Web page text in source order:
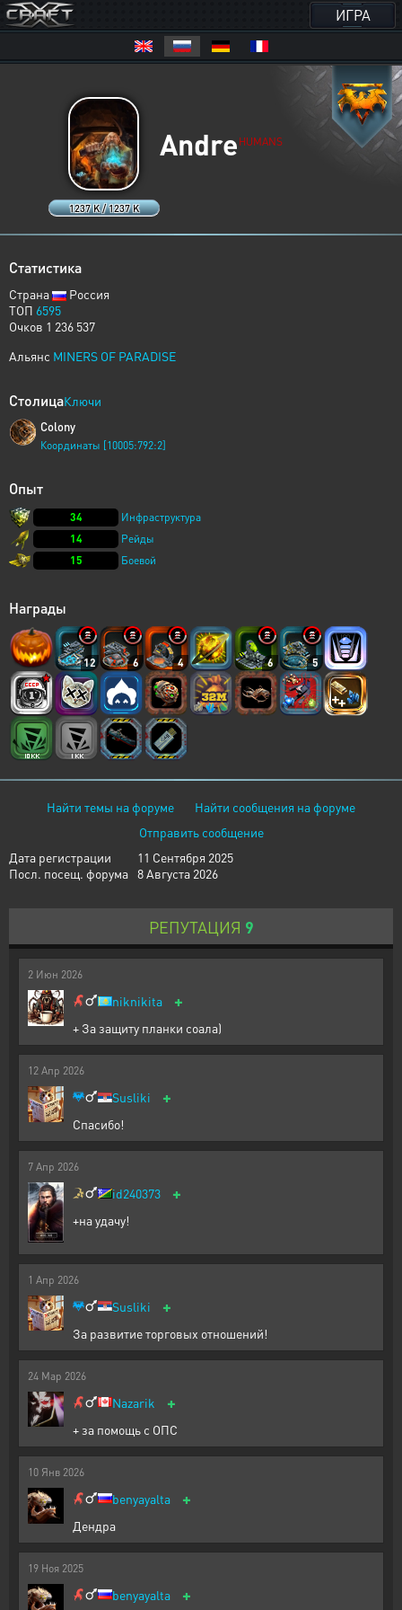
ИГРА
1237 K / 1237 K
Andre HUMANS
Статистика
Страна
Россия
ТОП 6595
Очков 1 236 537
Альянс MINERS OF PARADISE
СтолицаКлючи
Colony
Координаты [10005:792:2]
Опыт
34
Инфраструктура
14
Рейды
15
Боевой
Награды
12 6 4 6 5
Найти темы на форуме
Найти сообщения на форуме
Отправить сообщение
Дата регистрации
11 Сентября 2025
Посл. посещ. форума 8 Августа 2026
РЕПУТАЦИЯ 9
2 Июн 2026
niknikita +
+ За защиту планки соала)
12 Апр 2026
Susliki +
Спасибо!
7 Апр 2026
id240373 +
+на удачу!
1 Апр 2026
Susliki +
За развитие торговых отношений!
24 Мар 2026
Nazarik +
+ за помощь с ОПС
10 Янв 2026
benyayalta +
Дендра
19 Ноя 2025
benyayalta +